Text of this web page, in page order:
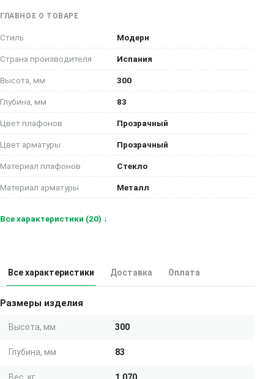
ГЛАВНОЕ О ТОВАРЕ
Стиль Модерн
Страна производителя Испания
Высота, мм 300
Глубина, мм 83
Цвет плафонов Прозрачный
Цвет арматуры Прозрачный
Материал плафонов Стекло
Материал арматуры Металл
Все характеристики (20) ↓
Все характеристики Доставка Оплата
Размеры изделия
Высота, мм 300
Глубина, мм 83